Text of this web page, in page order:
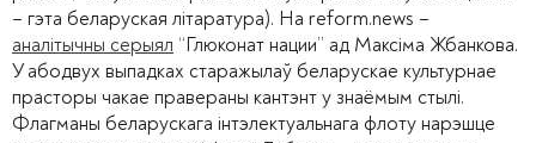
– гэта беларуская літаратура). На reform.news –
аналітычны серыял “Глюконат нации” ад Максіма Жбанкова.
У абодвух выпадках старажылаў беларускае культурнае
прасторы чакае правераны кантэнт у знаёмым стылі.
Флагманы беларускага інтэлектуальнага флоту нарэшце